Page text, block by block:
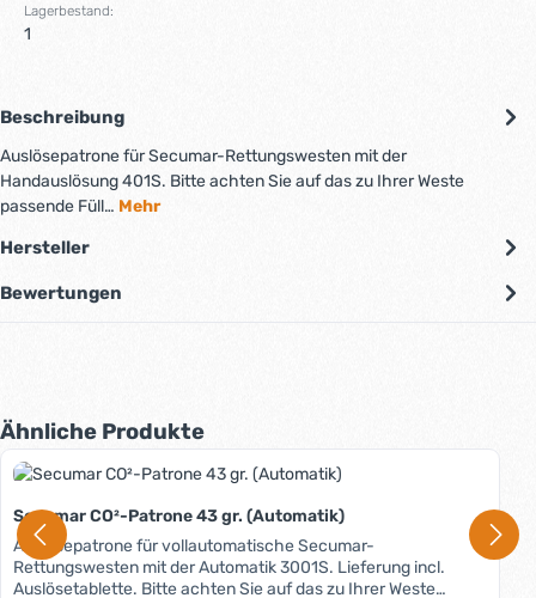
Lagerbestand:
1
Beschreibung
Auslösepatrone für Secumar-Rettungswesten mit der
Handauslösung 401S. Bitte achten Sie auf das zu Ihrer Weste
passende Füll… Mehr
Hersteller
Bewertungen
Produktgalerie überspringen
Ähnliche Produkte
Secumar CO²-Patrone 43 gr. (Automatik)
Auslösepatrone für vollautomatische Secumar-
Rettungswesten mit der Automatik 3001S. Lieferung incl.
Auslösetablette. Bitte achten Sie auf das zu Ihrer Weste